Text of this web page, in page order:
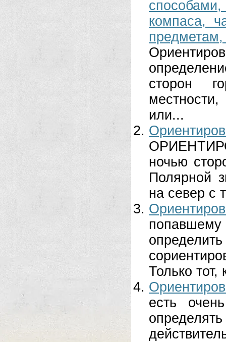
компаса,
сторон
или...
ночью
Полярной
на север с
Только тот,
есть